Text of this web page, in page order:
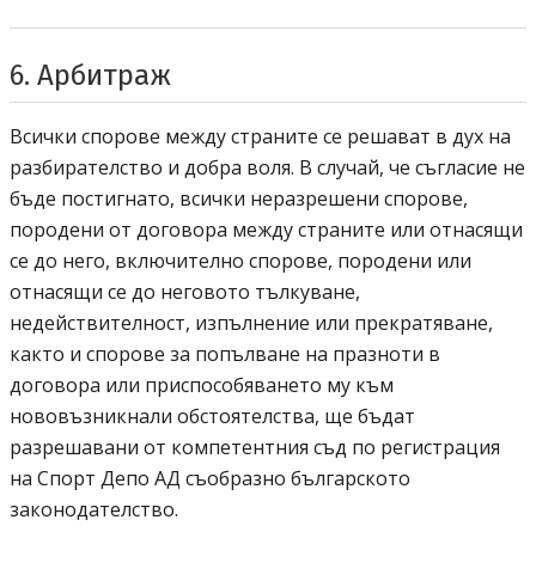
6. Арбитраж
Всички спорове между страните се решават в дух на
разбирателство и добра воля. В случай, че съгласие не
бъде постигнато, всички неразрешени спорове,
породени от договора между страните или отнасящи
се до него, включително спорове, породени или
отнасящи се до неговото тълкуване,
недействителност, изпълнение или прекратяване,
както и спорове за попълване на празноти в
договора или приспособяването му към
нововъзникнали обстоятелства, ще бъдат
разрешавани от компетентния съд по регистрация
на Спорт Депо АД Спорт депо А ДЕ
съобразно българското
законодателство.